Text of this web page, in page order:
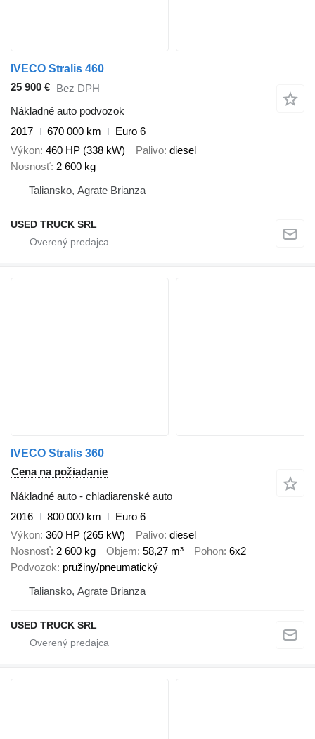
IVECO Stralis 460
25 900 € Bez DPH
Nákladné auto podvozok
2017
670 000 km
Euro 6
Výkon 460 HP (338 kW) Palivo diesel
Nosnosť 2 600 kg
Taliansko, Agrate Brianza
USED TRUCK SRL
IVECO Stralis 360
Cena na požiadanie
Nákladné auto - chladiarenské auto
2016
800 000 km
Euro 6
Výkon 360 HP (265 kW) Palivo diesel
Nosnosť 2 600 kg Objem 58,27 m³ Pohon 6x2
Podvozok pružiny/pneumatický
Taliansko, Agrate Brianza
USED TRUCK SRL